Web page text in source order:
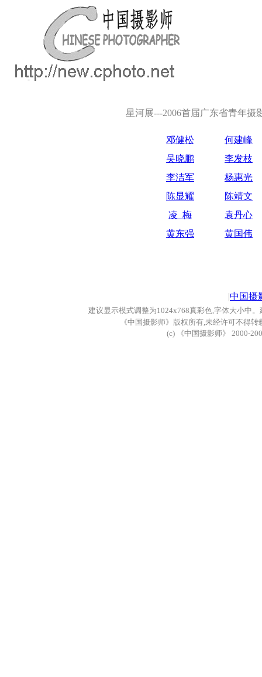
星河展---2006首届广东省青年摄
邓健松
何建峰
吴晓鹏
李发枝
李洁军
杨惠光
陈显耀
陈靖文
凌 梅
袁丹心
黄东强
黄国伟
|中国摄
建议显示模式调整为1024x768真彩色,字体大小中。
《中国摄影师》版权所有,未经许可不得转
(c)
《中国摄影师》 2000-200